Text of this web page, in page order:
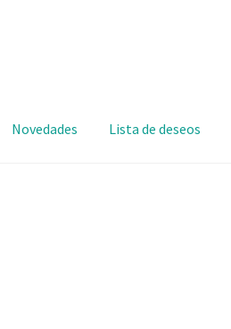
Novedades Lista de deseos